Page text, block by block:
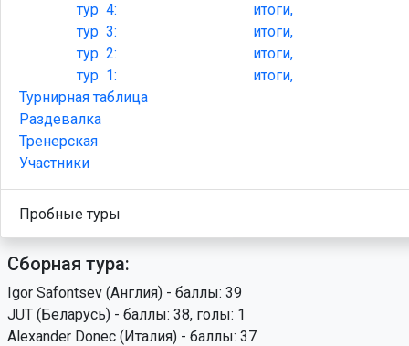
тур4:
итоги,
тур3:
итоги,
тур2:
итоги,
тур1:
итоги,
Турнирная таблица
Раздевалка
Тренерская
Участники
Пробные туры
Сборная тура:
Igor Safontsev (Англия) - баллы: 39
JUT (Беларусь) - баллы: 38, голы: 1
Alexander Donec (Италия) - баллы: 37